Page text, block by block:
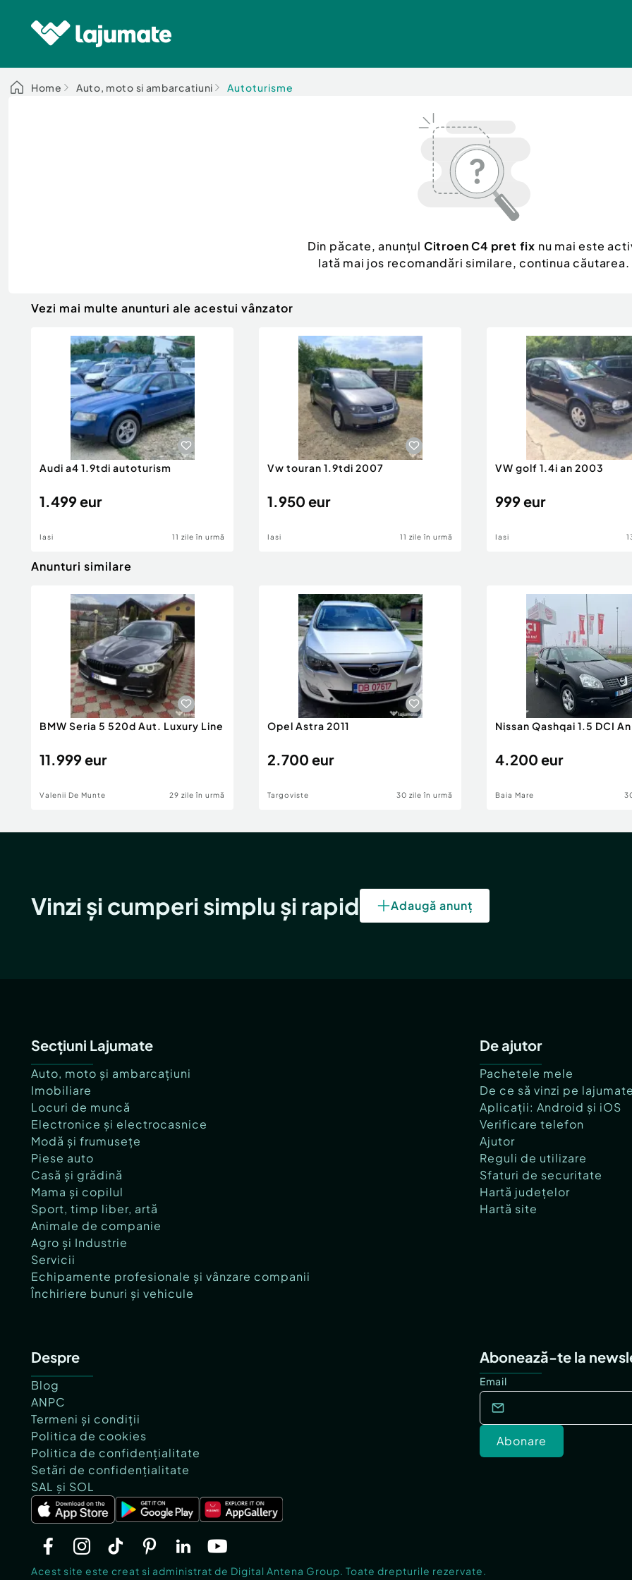
Home Auto, moto si ambarcatiuni Autoturisme
Din păcate, anunțul Citroen C4 pret fix nu mai este
Iată mai jos recomandări similare, continua căutarea.
Vezi mai multe anunturi ale acestui vânzator
Audi a4 1.9tdi autoturism
1.499 eur
Iasi 11 zile în urmă
Vw touran 1.9tdi 2007
1.950 eur
Iasi 11 zile în urmă
VW golf 1.4i an 2003
999 eur
Iasi
Anunturi similare
BMW Seria 5 520d Aut. Luxury Line
11.999 eur
Valenii De Munte 29 zile în urmă
Opel Astra 2011
2.700 eur
Targoviste 30 zile în urmă
Nissan Qashqai 1.5 DCI
4.200 eur
Baia Mare
Vinzi și cumperi simplu și rapid Adaugă anunț
Secțiuni Lajumate
Auto, moto și ambarcațiuni
Imobiliare
Locuri de muncă
Electronice și electrocasnice
Modă și frumusețe
Piese auto
Casă și grădină
Mama și copilul
Sport, timp liber, artă
Animale de companie
Agro și Industrie
Servicii
Echipamente profesionale și vânzare companii
Închiriere bunuri și vehicule
De ajutor
Pachetele mele
De ce să vinzi pe
Aplicații: Android și iOS
Verificare telefon
Ajutor
Reguli de utilizare
Sfaturi de securitate
Hartă județelor
Hartă site
Despre
Blog
ANPC
Termeni și condiții
Politica de cookies
Politica de confidențialitate
Setări de confidențialitate
SAL și SOL
Abonează-te la
Email
Abonare
Acest site este creat si administrat de Digital Antena Group. Toate drepturile rezervate.